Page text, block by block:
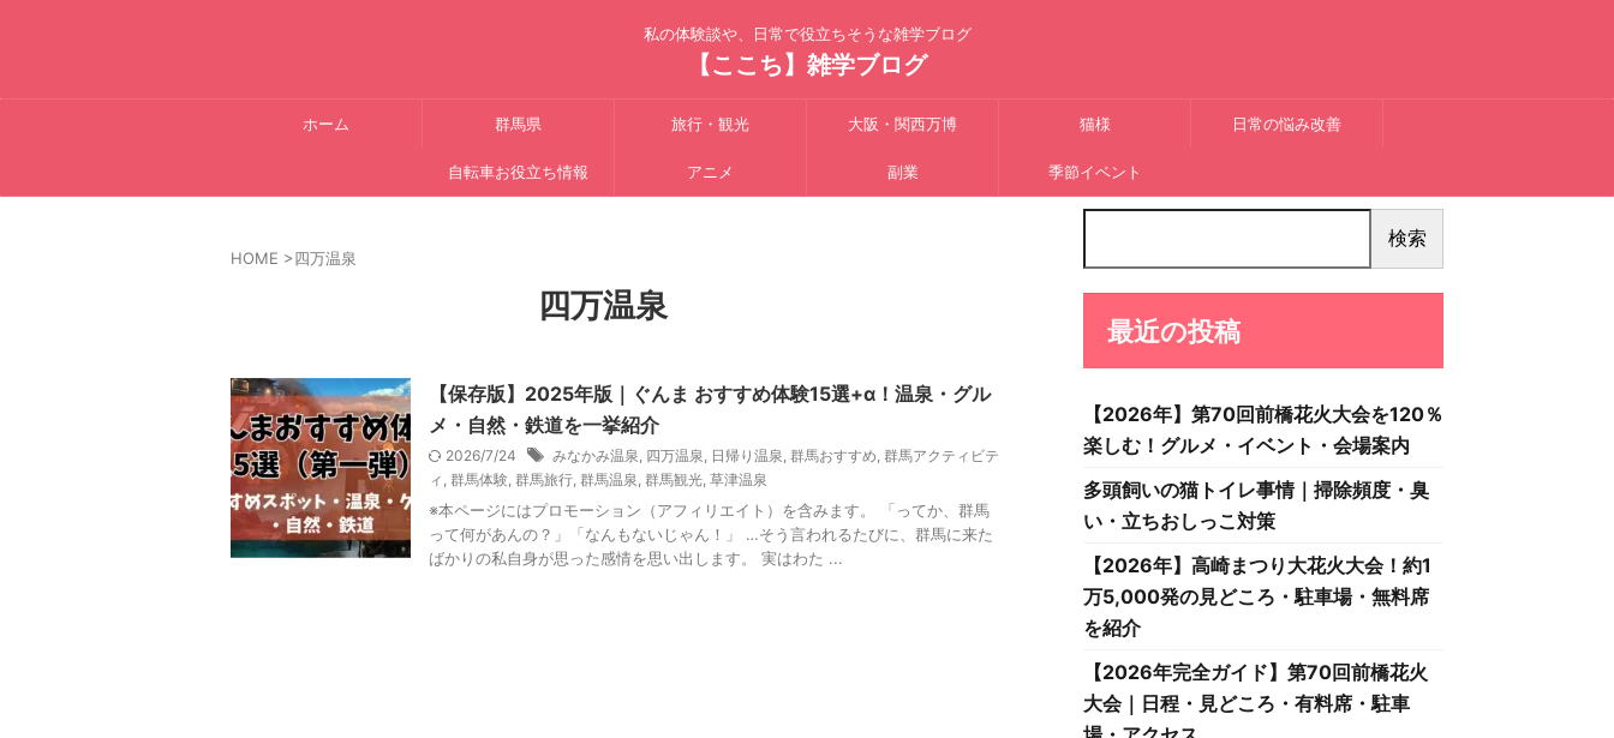
私の体験談や、日常で役立ちそうな雑学ブログ
【ここち】雑学ブログ
ホーム 群馬県 旅行・観光 大阪・関西万博 猫様 日常の悩み改善
自転車お役立ち情報 アニメ 副業 季節イベント
HOME >四万温泉
四万温泉
【保存版】2025年版｜ぐんま おすすめ体験15選+α！温泉・グル
メ・自然・鉄道を一挙紹介
2026/7/24 みなかみ温泉, 四万温泉, 日帰り温泉, 群馬おすすめ, 群馬アクティビテ
ィ , 群馬体験, 群馬旅行, 群馬温泉, 群馬観光, 草津温泉
※本ページにはプロモーション（アフィリエイト）を含みます。 「ってか、群馬
って何があんの？」「なんもないじゃん！」 …そう言われるたびに、群馬に来た
ばかりの私自身が思った感情を思い出します。 実はわた ...
検索
最近の投稿
【2026年】第70回前橋花火大会を120％
楽しむ！グルメ・イベント・会場案内
多頭飼いの猫トイレ事情｜掃除頻度・臭
い・立ちおしっこ対策
【2026年】高崎まつり大花火大会！約1
万5,000発の見どころ・駐車場・無料席
を紹介
【2026年完全ガイド】第70回前橋花火
大会｜日程・見どころ・有料席・駐車